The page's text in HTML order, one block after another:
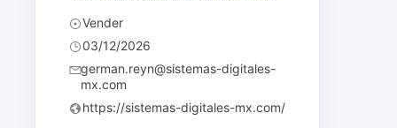
Vender
03/12/2026
german.reyn@sistemas-digitales-
mx.com
https://sistemas-digitales-mx.com/